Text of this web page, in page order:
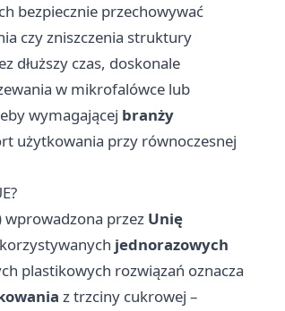
bezpiecznie przechowywać
czy zniszczenia struktury
dłuższy czas, doskonale
w mikrofalówce lub
wymagającej branży
użytkowania przy równoczesnej
wprowadzona przez Unię
jednorazowych
plastikowych rozwiązań oznacza
z trzciny cukrowej –